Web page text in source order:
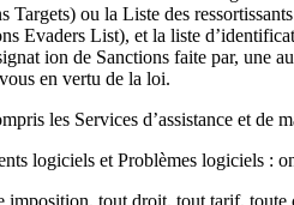
ou la Liste des
Evaders List), et la liste
ion de Sanctions faite par, une
en vertu de la loi.
les Services d’assistance et
logiciels et Problèmes logiciels :
imposition, tout droit, tout tarif,